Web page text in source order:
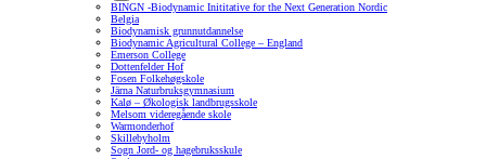
BINGN -Biodynamic Inititative for the Next Generation Nordic
Belgia
Biodynamisk grunnutdannelse
Biodynamic Agricultural College – England
Emerson College
Dottenfelder Hof
Fosen Folkehøgskole
Järna Naturbruksgymnasium
Kalø – Økologisk landbrugsskole
Melsom videregående skole
Warmonderhof
Skillebyholm
Sogn Jord- og hagebruksskule